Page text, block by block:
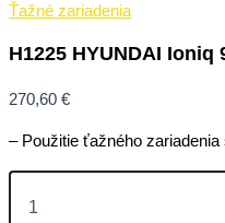
Ťažné zariadenia
H1225 HYUNDAI Ioniq
270,60 €
– Použitie ťažného